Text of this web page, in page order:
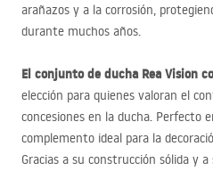
arañazos y a la corrosión,
durante muchos años.
El conjunto de ducha Rea Vision
elección para quienes valoran el
concesiones en la ducha. Perfecto
complemento ideal para la
Gracias a su construcción sólida y